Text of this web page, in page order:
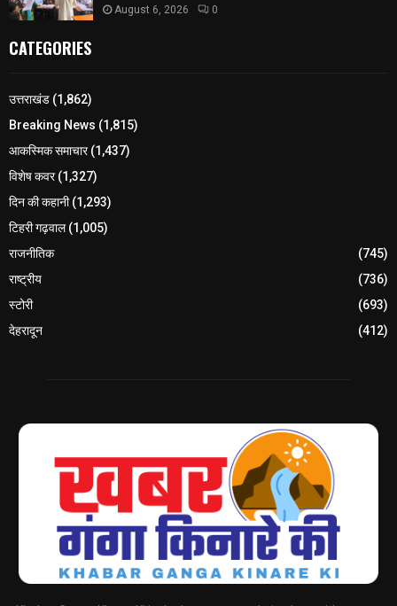
August 6, 2026 0
CATEGORIES
उत्तराखंड (1,862)
Breaking News (1,815)
आकस्मिक समाचार(1,437)
विशेष कवर(1,327)
दिन की कहानी(1,293)
टिहरी गढ़वाल(1,005)
राजनीतिक
(745)
राष्ट्रीय
(736)
स्टोरी
(693)
देहरादून
(412)